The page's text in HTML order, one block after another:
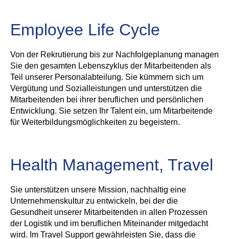
Employee Life Cycle
Von der Rekrutierung bis zur Nachfolgeplanung managen
Sie den gesamten Lebenszyklus der Mitarbeitenden als
Teil unserer Personalabteilung. Sie kümmern sich um
Vergütung und Sozialleistungen und unterstützen die
Mitarbeitenden bei ihrer beruflichen und persönlichen
Entwicklung. Sie setzen Ihr Talent ein, um Mitarbeitende
für Weiterbildungsmöglichkeiten zu begeistern.
Health Management, Travel
Sie unterstützen unsere Mission, nachhaltig eine
Unternehmenskultur zu entwickeln, bei der die
Gesundheit unserer Mitarbeitenden in allen Prozessen
der Logistik und im beruflichen Miteinander mitgedacht
wird. Im Travel Support gewährleisten Sie, dass die